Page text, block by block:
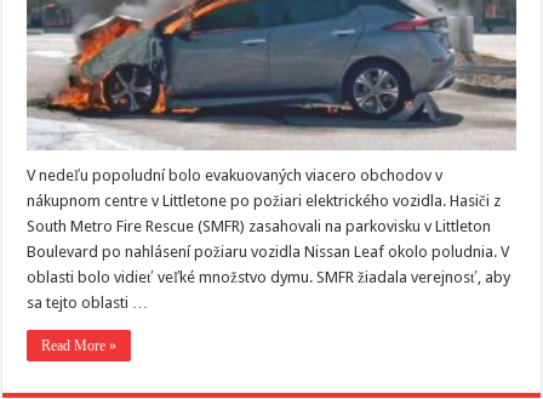
V nedeľu popoludní bolo evakuovaných viacero obchodov v
nákupnom centre v Littletone po požiari elektrického vozidla. Hasiči z
South Metro Fire Rescue (SMFR) zasahovali na parkovisku v Littleton
Boulevard po nahlásení požiaru vozidla Nissan Leaf okolo poludnia. V
oblasti bolo vidieť veľké množstvo dymu. SMFR žiadala verejnosť, aby
sa tejto oblasti …
Read More »